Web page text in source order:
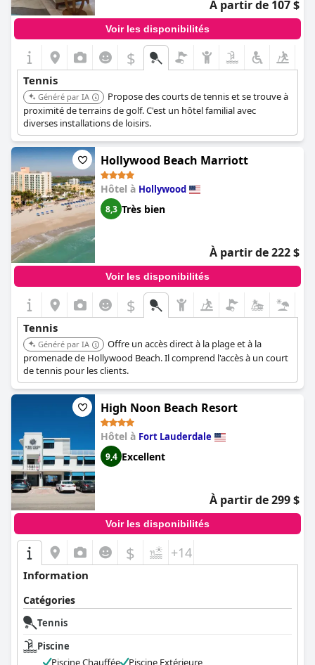
À partir de 107 $
Voir les disponibilités
$
Tennis
Généré par IA
Propose des courts de tennis et se trouve à
proximité de terrains de golf. C'est un hôtel familial avec
diverses installations de loisirs.
Hollywood Beach Marriott
Hôtel à Hollywood
8,3 Très bien
À partir de 222 $
Voir les disponibilités
$
Tennis
Généré par IA
Offre un accès direct à la plage et à la
promenade de Hollywood Beach. Il comprend l'accès à un court
de tennis pour les clients.
High Noon Beach Resort
Hôtel à Fort Lauderdale
9,4 Excellent
À partir de 299 $
Voir les disponibilités
$ +14
Information
Catégories
Tennis
Piscine
Piscine Chauffée
Piscine Extérieure